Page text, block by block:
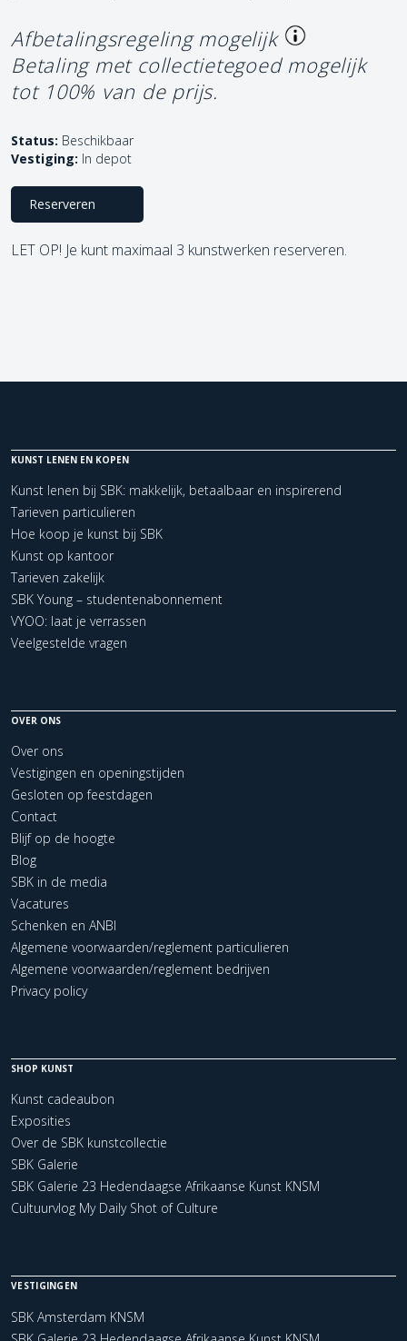
Afbetalingsregeling mogelijk
Betaling met collectietegoed mogelijk
tot 100% van de prijs.
Status: Beschikbaar
Vestiging: In depot
Reserveren
LET OP! Je kunt maximaal 3 kunstwerken reserveren.
KUNST LENEN EN KOPEN
Kunst lenen bij SBK: makkelijk, betaalbaar en inspirerend
Tarieven particulieren
Hoe koop je kunst bij SBK
Kunst op kantoor
Tarieven zakelijk
SBK Young – studentenabonnement
VYOO: laat je verrassen
Veelgestelde vragen
OVER ONS
Over ons
Vestigingen en openingstijden
Gesloten op feestdagen
Contact
Blijf op de hoogte
Blog
SBK in de media
Vacatures
Schenken en ANBI
Algemene voorwaarden/reglement particulieren
Algemene voorwaarden/reglement bedrijven
Privacy policy
SHOP KUNST
Kunst cadeaubon
Exposities
Over de SBK kunstcollectie
SBK Galerie
SBK Galerie 23 Hedendaagse Afrikaanse Kunst KNSM
Cultuurvlog My Daily Shot of Culture
VESTIGINGEN
SBK Amsterdam KNSM